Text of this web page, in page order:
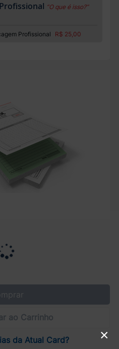
“O que é isso?”
Profissional R$ 25,00
ao Carrinho
da Atual Card? ×